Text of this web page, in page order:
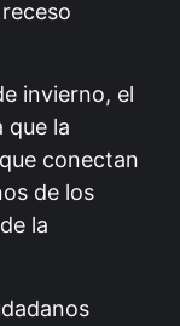
invierno, el
que la
conectan
de los
la